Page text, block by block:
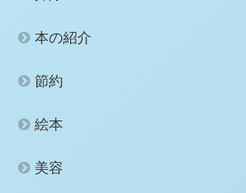
本の紹介
節約
絵本
美容